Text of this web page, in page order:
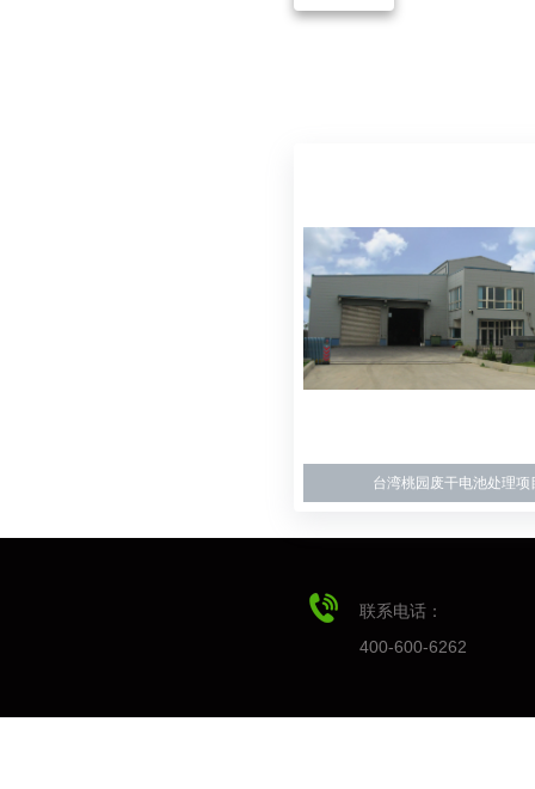
台湾桃园废干电池处理项
联系电话：
400-600-6262